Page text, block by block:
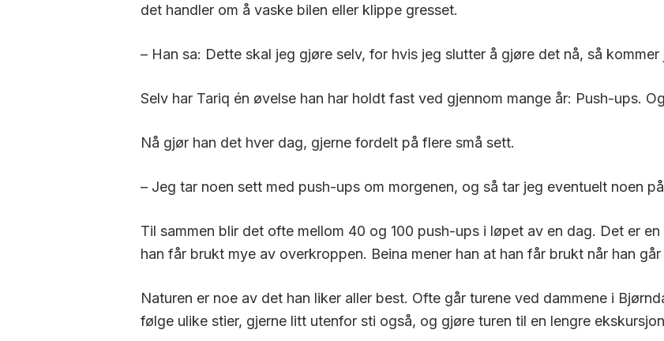
det handler om å vaske bilen eller klippe gresset.
– Han sa: Dette skal jeg gjøre selv, for hvis jeg slutter å gjøre det nå, så
Selv har Tariq én øvelse han har holdt fast ved gjennom mange år: Push-ups.
Nå gjør han det hver dag, gjerne fordelt på flere små sett.
– Jeg tar noen sett med push-ups om morgenen, og så tar jeg eventuelt noen
Til sammen blir det ofte mellom 40 og 100 push-ups i løpet av en dag. Det er
han får brukt mye av overkroppen. Beina mener han at han får brukt når han
Naturen er noe av det han liker aller best. Ofte går turene ved dammene i
følge ulike stier, gjerne litt utenfor sti også, og gjøre turen til en lengre